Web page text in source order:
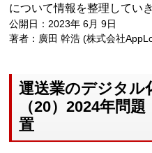
について情報を整理してい
公開日：2023年 6月 9日
著者：廣田 幹浩 (株式会社
運送業のデジタル
（20）2024年問
置